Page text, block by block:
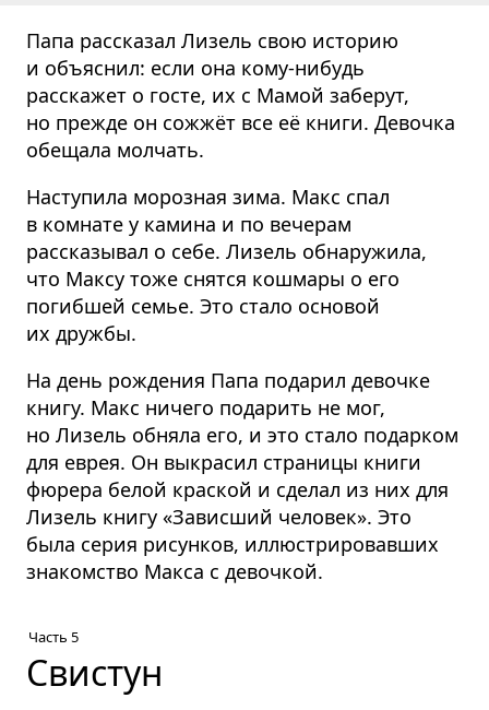
Папа рассказал Лизель свою историю
и объяснил: если она кому-нибудь
расскажет о госте, их с Мамой заберут,
но прежде он сожжёт все её книги. Девочка
обещала молчать.
Наступила морозная зима. Макс спал
в комнате у камина и по вечерам
рассказывал о себе. Лизель обнаружила,
что Максу тоже снятся кошмары о его
погибшей семье. Это стало основой
их дружбы.
На день рождения Папа подарил девочке
книгу. Макс ничего подарить не мог,
но Лизель обняла его, и это стало подарком
для еврея. Он выкрасил страницы книги
фюрера белой краской и сделал из них для
Лизель книгу «Зависший человек». Это
была серия рисунков, иллюстри­ровавших
знакомство Макса с девочкой.
Часть 5
Свистун